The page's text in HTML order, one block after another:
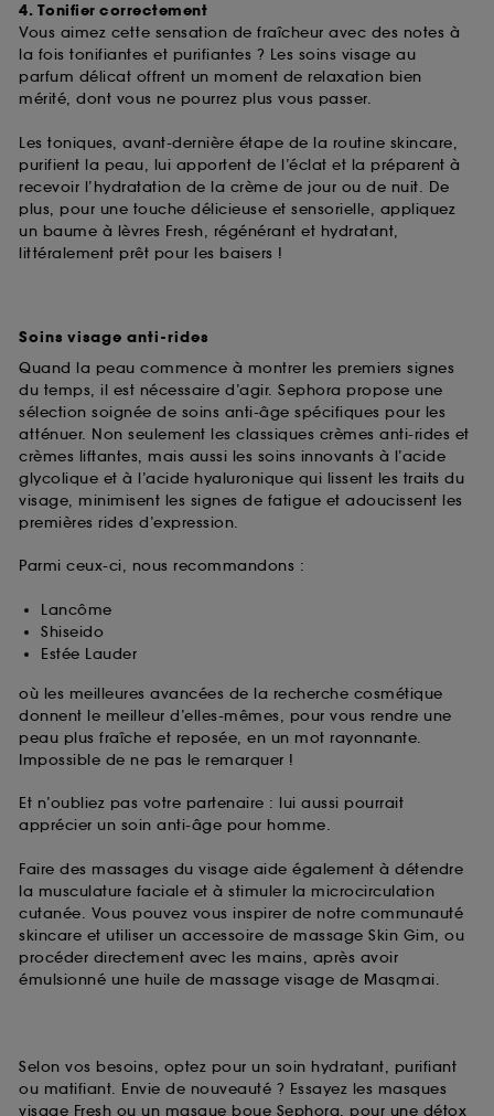
4. Tonifier correctement
Vous aimez cette sensation de fraîcheur avec des notes à
la fois tonifiantes et purifiantes ? Les soins visage au
parfum délicat offrent un moment de relaxation bien
mérité, dont vous ne pourrez plus vous passer.
Les toniques, avant-dernière étape de la routine skincare,
purifient la peau, lui apportent de l’éclat et la préparent à
recevoir l’hydratation de la crème de jour ou de nuit. De
plus, pour une touche délicieuse et sensorielle, appliquez
un baume à lèvres Fresh, régénérant et hydratant,
littéralement prêt pour les baisers !
Soins visage anti-rides
Quand la peau commence à montrer les premiers signes
du temps, il est nécessaire d’agir. Sephora propose une
sélection soignée de soins anti-âge spécifiques pour les
atténuer. Non seulement les classiques crèmes anti-rides et
crèmes liftantes, mais aussi les soins innovants à l’acide
glycolique et à l’acide hyaluronique qui lissent les traits du
visage, minimisent les signes de fatigue et adoucissent les
premières rides d’expression.
Parmi ceux-ci, nous recommandons :
Lancôme
Shiseido
Estée Lauder
où les meilleures avancées de la recherche cosmétique
donnent le meilleur d’elles-mêmes, pour vous rendre une
peau plus fraîche et reposée, en un mot rayonnante.
Impossible de ne pas le remarquer !
Et n’oubliez pas votre partenaire : lui aussi pourrait
apprécier un soin anti-âge pour homme.
Faire des massages du visage aide également à détendre
la musculature faciale et à stimuler la microcirculation
cutanée. Vous pouvez vous inspirer de notre communauté
skincare et utiliser un accessoire de massage Skin Gim, ou
procéder directement avec les mains, après avoir
émulsionné une huile de massage visage de Masqmai.
Selon vos besoins, optez pour un soin hydratant, purifiant
ou matifiant. Envie de nouveauté ? Essayez les masques
visage Fresh ou un masque boue Sephora, pour une détox